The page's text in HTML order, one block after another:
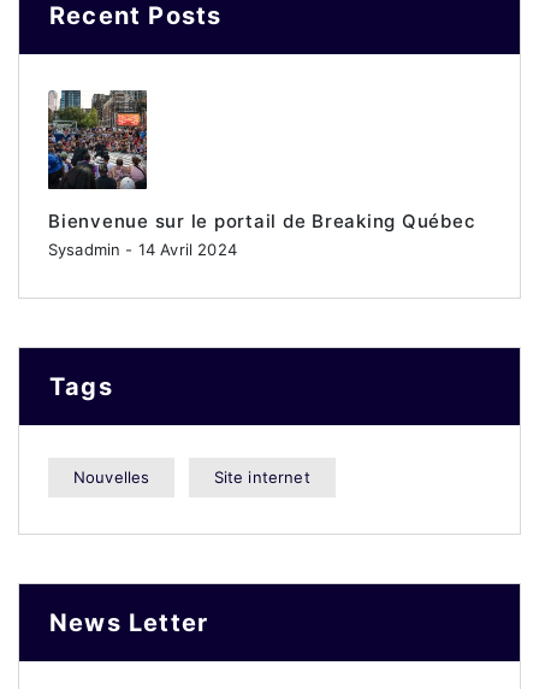
Recent Posts
Bienvenue sur le portail de Breaking Québec
Sysadmin - 14 Avril 2024
Tags
Nouvelles Site internet
News Letter